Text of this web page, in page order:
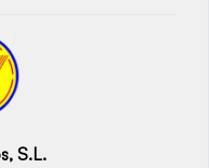
S.L.